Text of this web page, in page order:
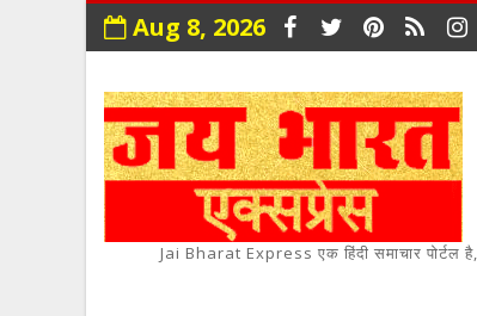
Aug 8, 2026
Jai Bharat Express एक हिंदी समाचार पोर्टल है,